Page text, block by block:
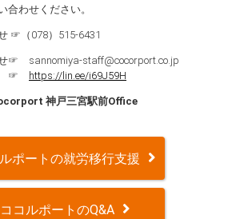
合わせください。
☞（078）515-6431
☞ sannomiya-staff@cocorport.co.jp
☞
https://lin.ee/i69J59H
神戸三宮駅前Office
ポートの就労移行支援
ココルポートのQ&A